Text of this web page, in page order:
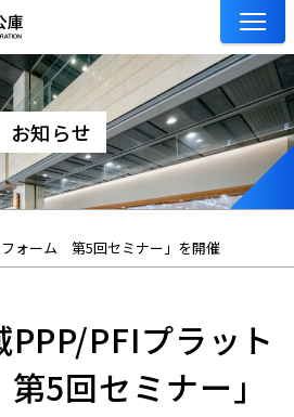
お知らせ
フォーム 第5回セミナー」を開催
PPP/PFIプラット
5回セミナー」